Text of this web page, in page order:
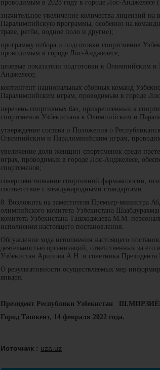
проводимым в 2028 году в городе Лос-
значительное увеличение количества лицензий
Паралимпийскую программы, особенно на
траве, регби, водное поло и другие);
программу отбора и подготовки спортсменов
проводимым в городе Лос-Анджелесе;
целевые показатели подготовки к Олимпийским
Анджелесе;
контингент национальных сборных команд
Паралимпийским играм, проводимым в городе
перечень спортивных баз, прикрепленных к
спортсменов Узбекистана к Олимпийским и
утверждение состава и Положения о
Олимпийским и Паралимпийским играм,
увеличение доли женщин-спортсменок среди
играх, проводимых в городе Лос-Анджелесе,
спортсменов;
совершенствование спортивной фармакологии,
соответствие с международными стандартами.
8. Возложить на заместителя Премьер-министра
олимпийского комитета Узбекистана
комитета Узбекистана Ташходжаева М.М.
исполнения настоящего постановления.
Обсуждение хода исполнения настоящего
деятельностью организаций, ответственных за
Узбекистан Арипова А.Н. и советника
О результативности осуществляемых мер
января.
Президент Республики Узбекистан
Город Ташкент, 14 февраля 2022 года.
Источник : uza.uz